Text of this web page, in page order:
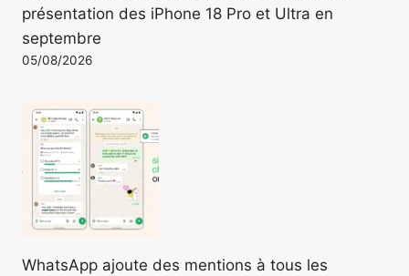
présentation des iPhone 18 Pro et Ultra en
septembre
05/08/2026
WhatsApp ajoute des mentions à tous les